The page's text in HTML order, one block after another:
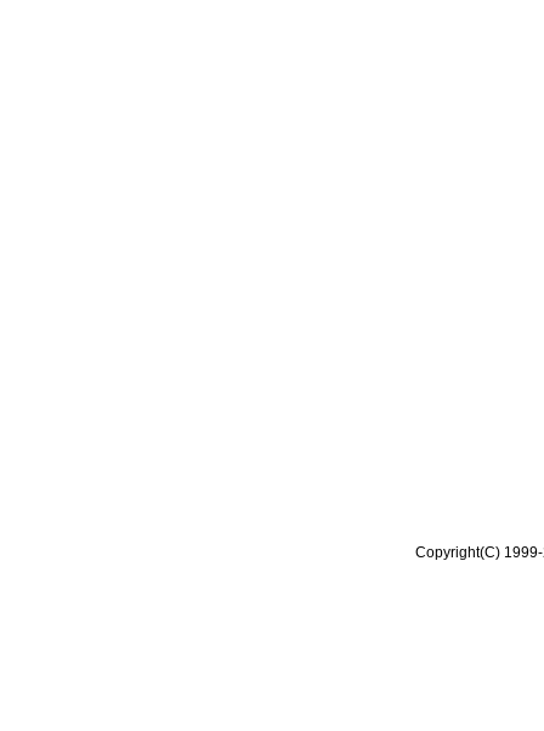
Copyright(C)